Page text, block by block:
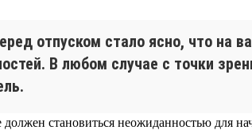
отпуском стало ясно, что на
В любом случае с точки
становиться неожиданностью для